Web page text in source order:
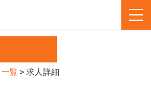
覧 > 求人詳細